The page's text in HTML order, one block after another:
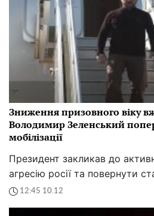
Зниження призовного віку
Володимир Зеленський
мобілізації
Президент закликав до
агресію росії та повернути
12:45 10.12